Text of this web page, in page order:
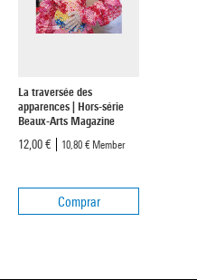
La traversée des
apparences | Hors-série
Beaux-Arts Magazine
12,00 €
10,80 € Member
Comprar